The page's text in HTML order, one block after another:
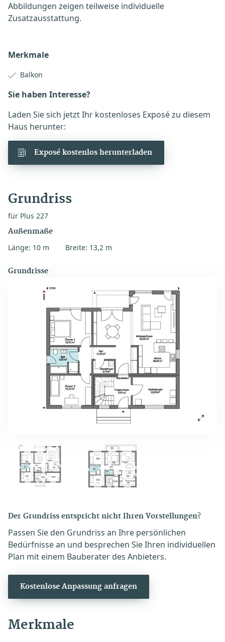
Abbildungen zeigen teilweise individuelle
Zusatzausstattung.
Merkmale
Balkon
Sie haben Interesse?
Laden Sie sich jetzt Ihr kostenloses Exposé zu diesem
Haus herunter:
Exposé kostenlos herunterladen
Grundriss
für Plus 227
Außenmaße
Länge: 10 m Breite: 13,2 m
Grundrisse
Der Grundriss entspricht nicht Ihren Vorstellungen?
Passen Sie den Grundriss an Ihre persönlichen
Bedürfnisse an und besprechen Sie Ihren individuellen
Plan mit einem Bauberater des Anbieters.
Kostenlose Anpassung anfragen
Merkmale